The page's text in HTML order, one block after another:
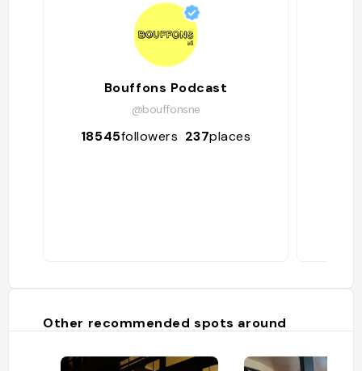
Bouffons Podcast
@bouffonsne
18545followers 237places
Other recommended spots around